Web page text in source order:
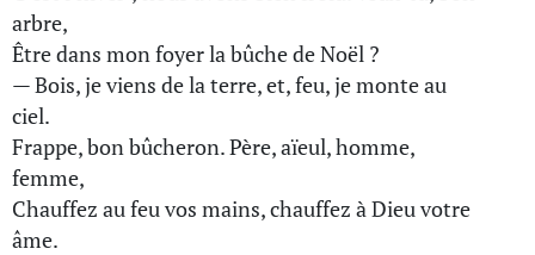
arbre,
Être dans mon foyer la bûche de Noël ?
— Bois, je viens de la terre, et, feu, je monte au
ciel.
Frappe, bon bûcheron. Père, aïeul, homme,
femme,
Chauffez au feu vos mains, chauffez à Dieu votre
âme.